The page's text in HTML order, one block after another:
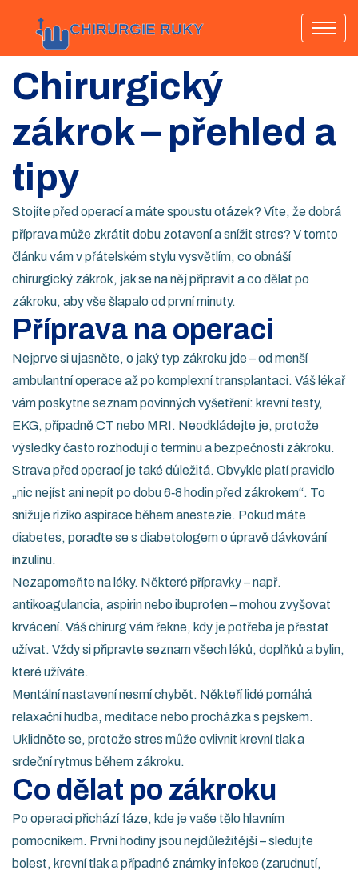
Chirurgický
zákrok – přehled a
tipy
Stojíte před operací a máte spoustu otázek? Víte, že dobrá
příprava může zkrátit dobu zotavení a snížit stres? V tomto
článku vám v přátelském stylu vysvětlím, co obnáší
chirurgický zákrok, jak se na něj připravit a co dělat po
zákroku, aby vše šlapalo od první minuty.
Příprava na operaci
Nejprve si ujasněte, o jaký typ zákroku jde – od menší
ambulantní operace až po komplexní transplantaci. Váš lékař
vám poskytne seznam povinných vyšetření: krevní testy,
EKG, případně CT nebo MRI. Neodkládejte je, protože
výsledky často rozhodují o termínu a bezpečnosti zákroku.
Strava před operací je také důležitá. Obvykle platí pravidlo
„nic nejíst ani nepít po dobu 6‑8 hodin před zákrokem“. To
snižuje riziko aspirace během anestezie. Pokud máte
diabetes, poraďte se s diabetologem o úpravě dávkování
inzulínu.
Nezapomeňte na léky. Některé přípravky – např.
antikoagulancia, aspirin nebo ibuprofen – mohou zvyšovat
krvácení. Váš chirurg vám řekne, kdy je potřeba je přestat
užívat. Vždy si připravte seznam všech léků, doplňků a bylin,
které užíváte.
Mentální nastavení nesmí chybět. Někteří lidé pomáhá
relaxační hudba, meditace nebo procházka s pejskem.
Uklidněte se, protože stres může ovlivnit krevní tlak a
srdeční rytmus během zákroku.
Co dělat po zákroku
Po operaci přichází fáze, kde je vaše tělo hlavním
pomocníkem. První hodiny jsou nejdůležitější – sledujte
bolest, krevní tlak a případné známky infekce (zarudnutí,